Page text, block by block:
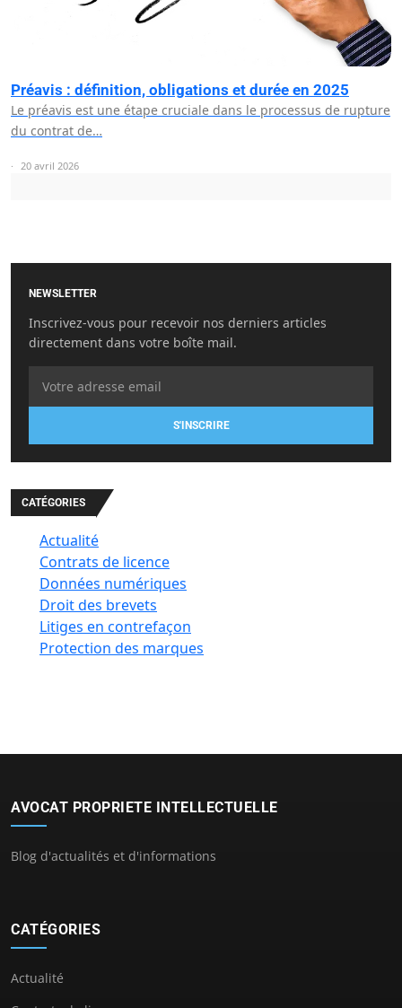
Préavis : définition, obligations et durée en 2025
Le préavis est une étape cruciale dans le processus de rupture
du contrat de…
20 avril 2026
NEWSLETTER
Inscrivez-vous pour recevoir nos derniers articles
directement dans votre boîte mail.
S'INSCRIRE
CATÉGORIES
Actualité
Contrats de licence
Données numériques
Droit des brevets
Litiges en contrefaçon
Protection des marques
AVOCAT PROPRIETE INTELLECTUELLE
Blog d'actualités et d'informations
CATÉGORIES
Actualité